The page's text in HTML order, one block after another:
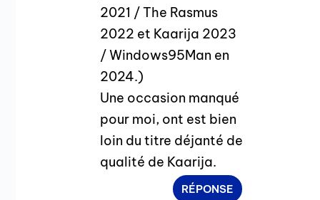
2021 / The Rasmus
2022 et Kaarija 2023
/ Windows95Man en
2024.)
Une occasion manqué
pour moi, ont est bien
loin du titre déjanté de
qualité de Kaarija.
RÉPONSE